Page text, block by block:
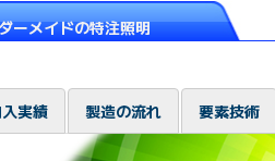
ーメイドの特注照明
実績 製造の流れ 要素技術